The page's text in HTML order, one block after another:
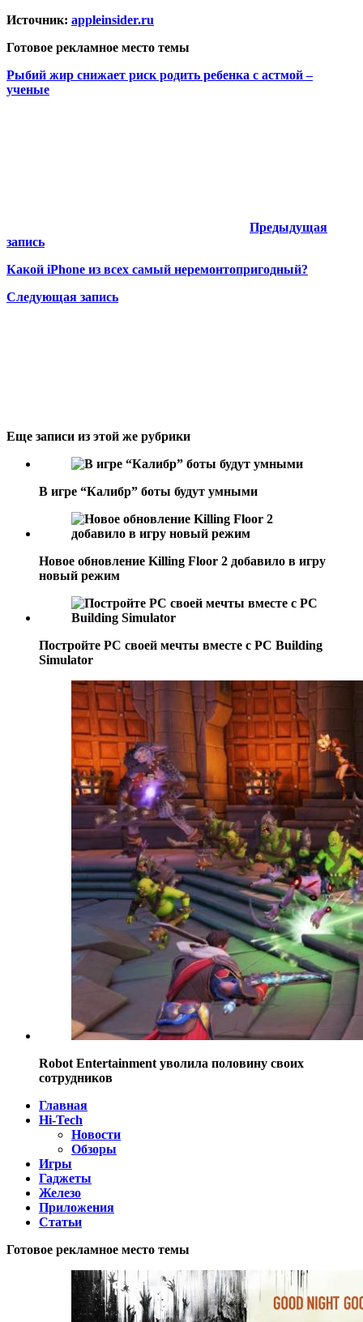
Источник: appleinsider.ru
Готовое рекламное место темы
Рыбий жир снижает риск родить ребенка с астмой –
ученые
Предыдущая
запись
Какой iPhone из всех самый неремонтопригодный?
Следующая запись
Еще записи из этой же рубрики
В игре “Калибр” боты будут умными
Новое обновление Killing Floor 2 добавило в игру
новый режим
Постройте РС своей мечты вместе с PC Building
Simulator
Robot Entertainment уволила половину своих
сотрудников
Главная
Hi-Tech
Новости
Обзоры
Игры
Гаджеты
Железо
Приложения
Статьи
Готовое рекламное место темы